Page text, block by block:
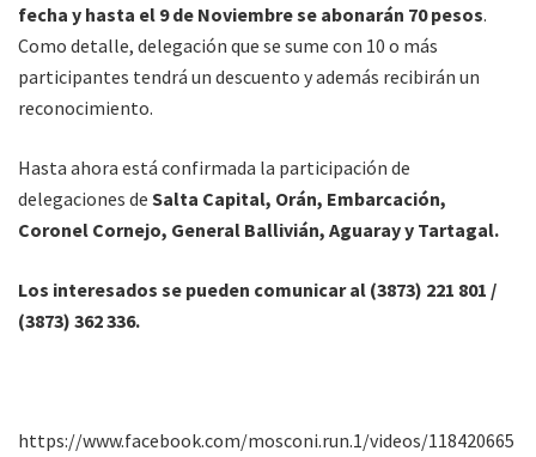
fecha y hasta el 9 de Noviembre se abonarán 70 pesos.
Como detalle, delegación que se sume con 10 o más
participantes tendrá un descuento y además recibirán un
reconocimiento.
Hasta ahora está confirmada la participación de
delegaciones de Salta Capital, Orán, Embarcación,
Coronel Cornejo, General Ballivián, Aguaray y Tartagal.
Los interesados se pueden comunicar al (3873) 221 801 /
(3873) 362 336.
https://www.facebook.com/mosconi.run.1/videos/118420665